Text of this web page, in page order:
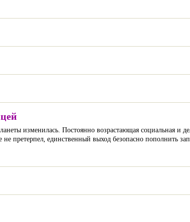
изменилась. Постоянно возрастающая социальная и
не претерпел, единственный выход безопасно пополнить